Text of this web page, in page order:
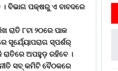
। ବିଭାଗ ପକ୍ଷରୁ ଏ ବାବଦରେ
ରାତି ୮ଟା ୨୦ରେ ପାକ
ସୂର୍ଯେ୍ୟାପରାଗ ସ୍ପର୍ଶର୍
ରାତିରେ ଅପହୁଡ଼ ରହିବେ ।
ସବ୍ କମିଟି ବୈଠକରେ